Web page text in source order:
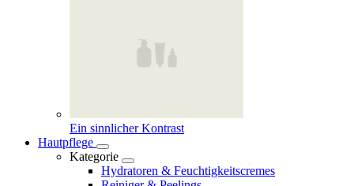
Ein sinnlicher Kontrast
Hautpflege
Kategorie
Hydratoren & Feuchtigkeitscremes